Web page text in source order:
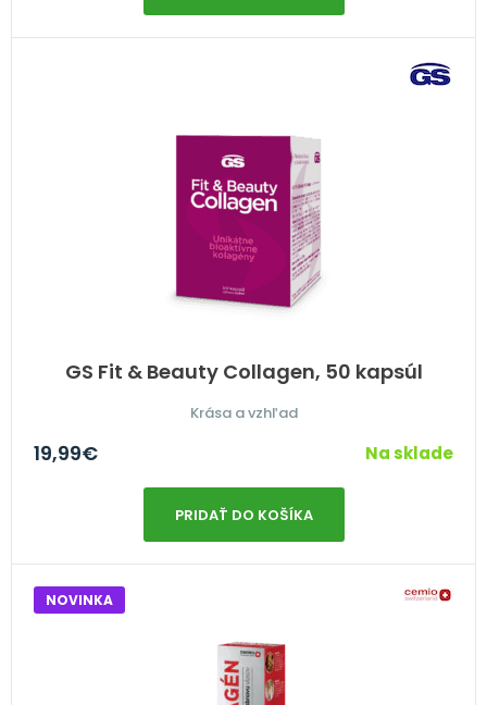
GS Fit & Beauty Collagen, 50 kapsúl
Krása a vzhľad
19,99€ Na sklade
PRIDAŤ DO KOŠÍKA
NOVINKA